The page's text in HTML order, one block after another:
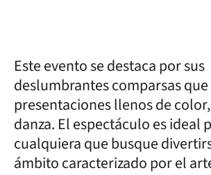
Este evento se destaca por sus
deslumbrantes comparsas
presentaciones llenos de
danza. El espectáculo es ideal
cualquiera que busque
ámbito caracterizado por el